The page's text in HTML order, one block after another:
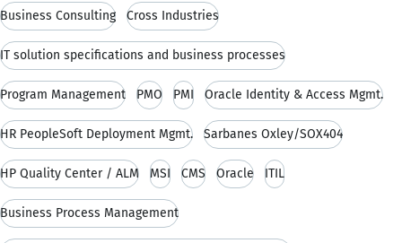
Business Consulting Cross Industries
IT solution specifications and business processes
Program Management PMO PMI Oracle Identity & Access Mgmt.
HR PeopleSoft Deployment Mgmt. Sarbanes Oxley/SOX404
HP Quality Center / ALM MSI CMS Oracle ITIL
Business Process Management